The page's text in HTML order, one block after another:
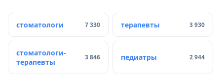
стоматологи 7 330 терапевты 3 930
стоматологи-
терапевты
3 846 педиатры 2 944